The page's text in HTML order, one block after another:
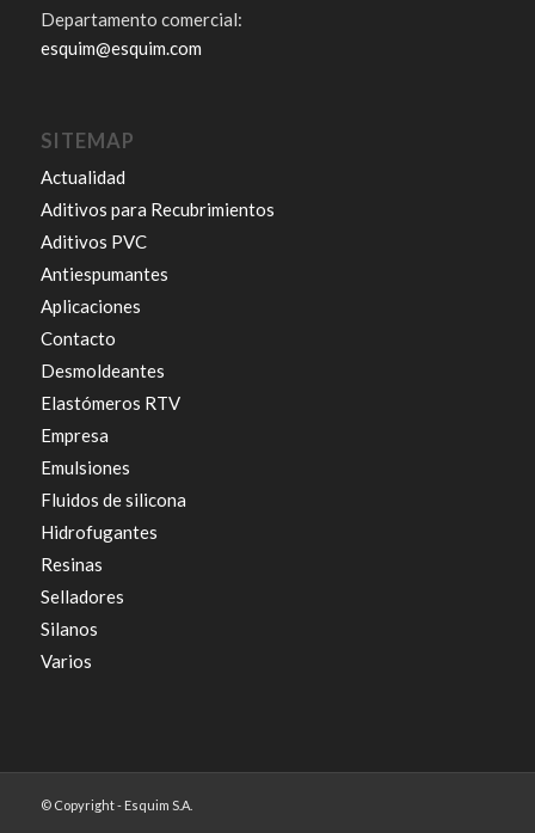
Departamento comercial:
esquim@esquim.com
SITEMAP
Actualidad
Aditivos para Recubrimientos
Aditivos PVC
Antiespumantes
Aplicaciones
Contacto
Desmoldeantes
Elastómeros RTV
Empresa
Emulsiones
Fluidos de silicona
Hidrofugantes
Resinas
Selladores
Silanos
Varios
© Copyright - Esquim S.A.